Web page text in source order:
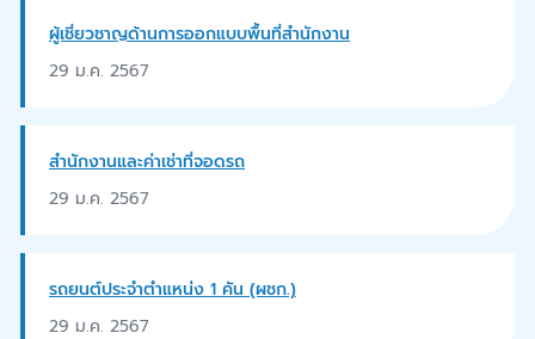
ผู้เชี่ยวชาญด้านการออกแบบพื้นที่สำนักงาน
29 ม.ค. 2567
สำนักงานและค่าเช่าที่จอดรถ
29 ม.ค. 2567
รถยนต์ประจำตำแหน่ง 1 คัน (ผชก.)
29 ม.ค. 2567